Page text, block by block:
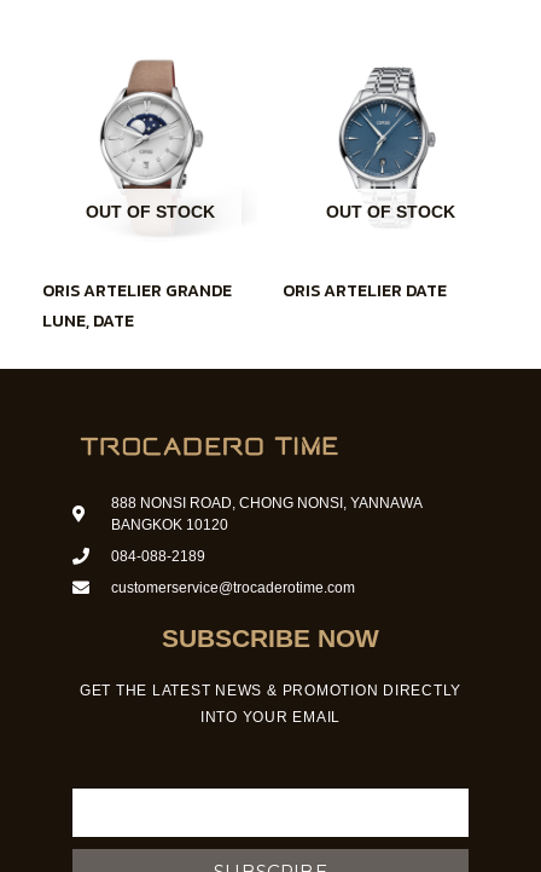
OUT OF STOCK
ORIS ARTELIER GRANDE
LUNE, DATE
OUT OF STOCK
ORIS ARTELIER DATE
888 NONSI ROAD, CHONG NONSI, YANNAWA
BANGKOK 10120
084-088-2189
customerservice@trocaderotime.com
SUBSCRIBE NOW
GET THE LATEST NEWS & PROMOTION DIRECTLY
INTO YOUR EMAIL